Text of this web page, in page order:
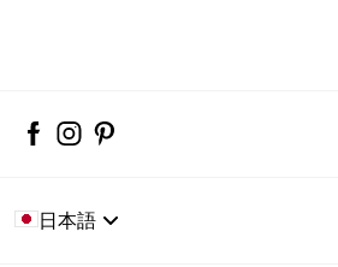
日本語